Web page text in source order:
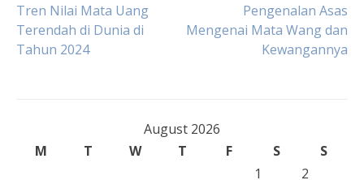
Post
navigation
Tren Nilai Mata Uang
Terendah di Dunia di
Tahun 2024
Pengenalan Asas
Mengenai Mata Wang dan
Kewangannya
August 2026
M
T W T F S
S
1
2